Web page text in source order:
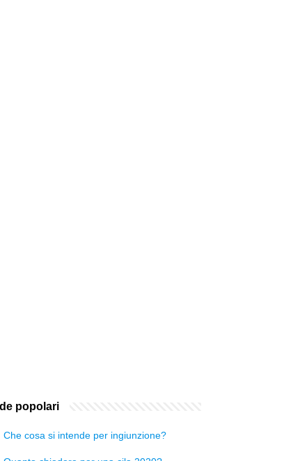
popolari
Che cosa si intende per ingiunzione?